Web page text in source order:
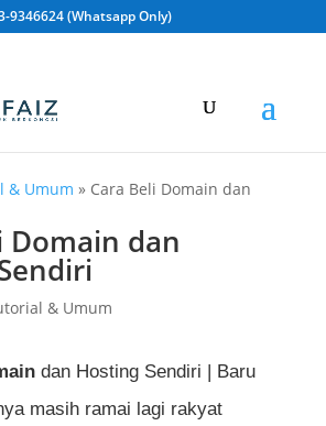
9346624 (Whatsapp Only)
& Umum » Cara Beli Domain dan
Domain dan
& Umum
dan Hosting Sendiri | Baru
masih ramai lagi rakyat